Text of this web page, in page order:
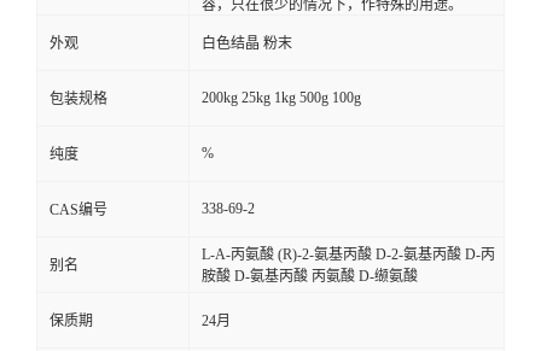
容，只在很少的情况下，作特殊的用途。
外观 白色结晶 粉末
包装规格 200kg 25kg 1kg 500g 100g
纯度 %
CAS编号 338-69-2
别名
L-A-丙氨酸 (R)-2-氨基丙酸 D-2-氨基丙酸 D-丙
胺酸 D-氨基丙酸 丙氨酸 D-缬氨酸
保质期 24月